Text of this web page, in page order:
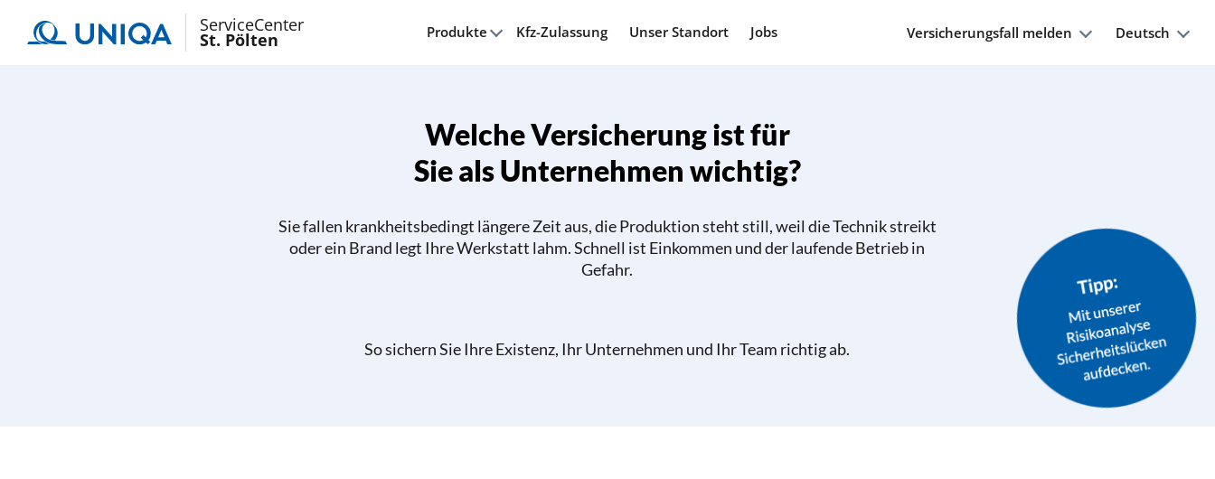
ServiceCenter
St. Pölten Produkte Kfz-Zulassung Unser Standort Jobs Versicherungsfall melden Deutsch
Welche Versicherung ist für
Sie als Unternehmen wichtig?
Sie fallen krankheitsbedingt längere Zeit aus, die Produktion steht still, weil die Technik streikt
oder ein Brand legt Ihre Werkstatt lahm. Schnell ist Einkommen und der laufende Betrieb in
Gefahr.
So sichern Sie Ihre Existenz, Ihr Unternehmen und Ihr Team richtig ab.